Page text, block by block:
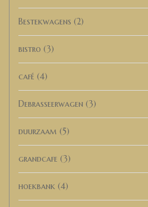
Bestekwagens (2)
bistro (3)
café (4)
Debrasseerwagen (3)
duurzaam (5)
grandcafe (3)
hoekbank (4)